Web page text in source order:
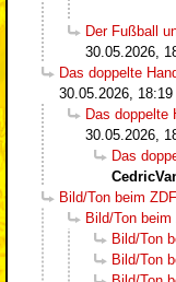
Der Fußball
30.05.2026,
Das doppelte
30.05.2026, 18:19
Das doppelte
30.05.2026,
Das
Bild/Ton beim ZDF
Bild/Ton beim
Bild/Ton
Bild/Ton